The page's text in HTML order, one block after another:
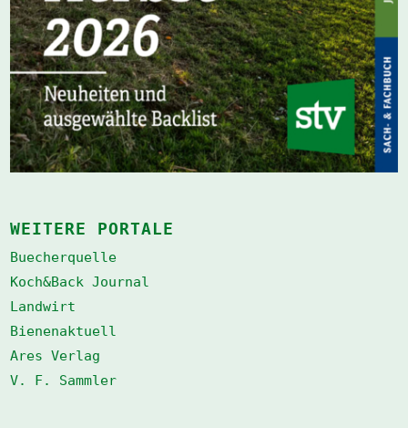
WEITERE PORTALE
Buecherquelle
Koch&Back Journal
Landwirt
Bienenaktuell
Ares Verlag
V. F. Sammler